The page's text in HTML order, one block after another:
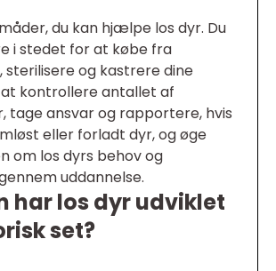
du kan hjælpe los dyr. Du
i stedet for at købe fra
og kastrere dine
kontrollere antallet af
tage ansvar og rapportere, hvis
eller forladt dyr, og øge
om los dyrs behov og
uddannelse.
har los dyr udviklet
set?